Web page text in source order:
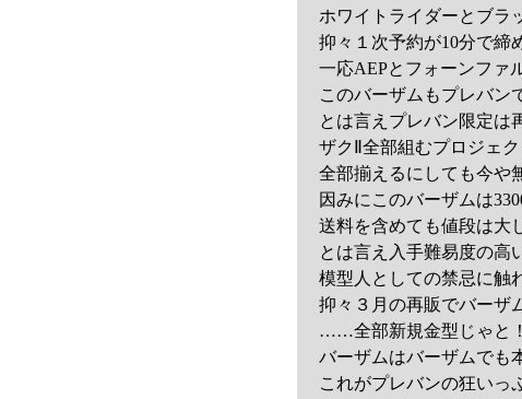
ホワイトライダーとブラ
抑々１次予約が10分で締
一応AEPとフォーンファ
このバーザムもプレバン
とは言えプレバン限定は
ザクⅡ全部組むプロジェ
全部揃えるにしても今や
因みにこのバーザムは
送料を含めても値段は大
とは言え入手難易度の高
模型人としての禁忌に触
抑々３月の再販でバーザ
……全部新規金型じゃと
バーザムはバーザムでも
これがプレバンの狂いっ